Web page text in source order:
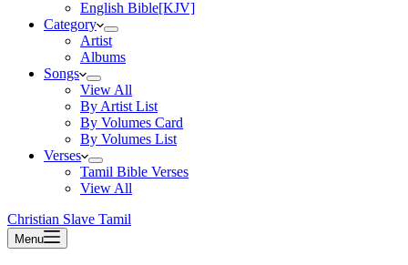
English Bible[KJV]
Category
Artist
Albums
Songs
View All
By Artist List
By Volumes Card
By Volumes List
Verses
Tamil Bible Verses
View All
Christian Slave Tamil
Menu